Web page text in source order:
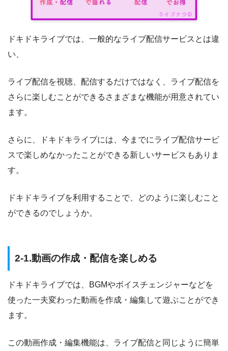
ドキドキライブでは、一般的なライブ配信サービスとは違
い、
ライブ配信を視聴、配信するだけではなく、ライブ配信を
さらに楽しむことができるさまざまな機能が用意されてい
ます。
さらに、ドキドキライブには、今までにライブ配信サービ
スで楽しめなかったことができる新しいサービスもありま
す。
ドキドキライブを利用することで、どのように楽しむこと
ができるのでしょうか。
2-1.動画の作成・配信を楽しめる
ドキドキライブでは、BGMやボイスチェンジャーなどを
使った一夫変わった動画を作成・編集して遊ぶことができ
ます。
この動画作成・編集機能は、ライブ配信と同じように簡単